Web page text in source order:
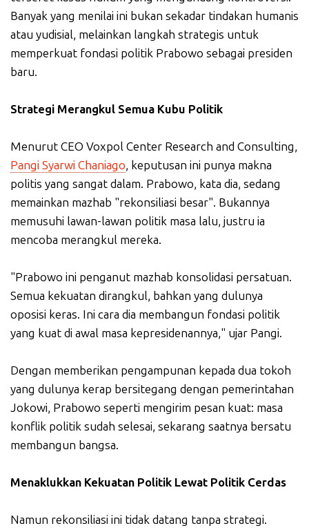
Banyak yang menilai ini bukan sekadar tindakan humanis
atau yudisial, melainkan langkah strategis untuk
memperkuat fondasi politik Prabowo sebagai presiden
baru.
Strategi Merangkul Semua Kubu Politik
Menurut CEO Voxpol Center Research and Consulting,
Pangi Syarwi Chaniago, keputusan ini punya makna
politis yang sangat dalam. Prabowo, kata dia, sedang
memainkan mazhab "rekonsiliasi besar". Bukannya
memusuhi lawan-lawan politik masa lalu, justru ia
mencoba merangkul mereka.
"Prabowo ini penganut mazhab konsolidasi persatuan.
Semua kekuatan dirangkul, bahkan yang dulunya
oposisi keras. Ini cara dia membangun fondasi politik
yang kuat di awal masa kepresidenannya," ujar Pangi.
Dengan memberikan pengampunan kepada dua tokoh
yang dulunya kerap bersitegang dengan pemerintahan
Jokowi, Prabowo seperti mengirim pesan kuat: masa
konflik politik sudah selesai, sekarang saatnya bersatu
membangun bangsa.
Menaklukkan Kekuatan Politik Lewat Politik Cerdas
Namun rekonsiliasi ini tidak datang tanpa strategi.